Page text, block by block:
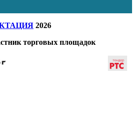
2026
торговых площадок